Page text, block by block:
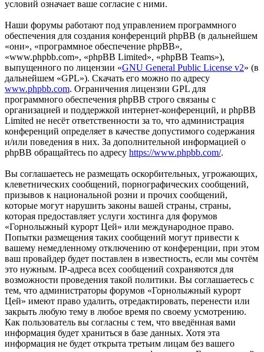
условий означает ваше согласие с ними.
Наши форумы работают под управлением программного
обеспечения для создания конференций phpBB (в дальнейшем
«они», «программное обеспечение phpBB»,
«www.phpbb.com», «phpBB Limited», «phpBB Teams»),
выпущенного по лицензии «GNU General Public License v2» (в
дальнейшем «GPL»). Скачать его можно по адресу
www.phpbb.com. Ограничения лицензии GPL для
программного обеспечения phpBB строго связаны с
организацией и поддержкой интернет-конференций, и phpBB
Limited не несёт ответственности за то, что администрация
конференций определяет в качестве допустимого содержания
и/или поведения в них. За дополнительной информацией о
phpBB обращайтесь по адресу https://www.phpbb.com/.
Вы соглашаетесь не размещать оскорбительных, угрожающих,
клеветнических сообщений, порнографических сообщений,
призывов к национальной розни и прочих сообщений,
которые могут нарушить законы вашей страны, страны,
которая предоставляет услуги хостинга для форумов
«Горнолыжный курорт Цей» или международное право.
Попытки размещения таких сообщений могут привести к
вашему немедленному отключению от конференции, при этом
ваш провайдер будет поставлен в известность, если мы сочтём
это нужным. IP-адреса всех сообщений сохраняются для
возможности проведения такой политики. Вы соглашаетесь с
тем, что администраторы форумов «Горнолыжный курорт
Цей» имеют право удалить, отредактировать, перенести или
закрыть любую тему в любое время по своему усмотрению.
Как пользователь вы согласны с тем, что введённая вами
информация будет храниться в базе данных. Хотя эта
информация не будет открыта третьим лицам без вашего